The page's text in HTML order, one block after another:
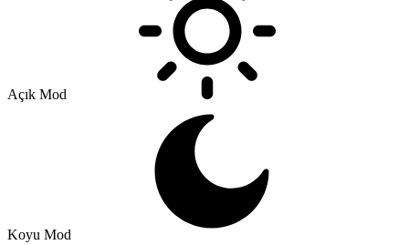
Açık Mod
Koyu Mod